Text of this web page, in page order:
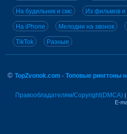
На будильник и смс Из фильмов и
На iPhone Мелодии на звонок
TikTok Разные
© TopZvonok.com - Топовые рингтоны
Правообладателям/Copyright(DMCA) |
E-